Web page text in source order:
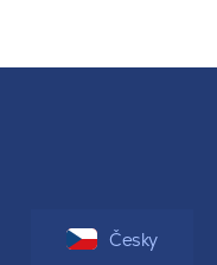
Česky